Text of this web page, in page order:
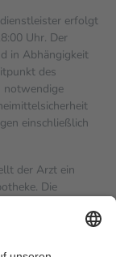
erfolgt
Uhr. Der
in Abhängigkeit
des
notwendige
einschließlich
der Arzt ein
Die
als Zuzahlung